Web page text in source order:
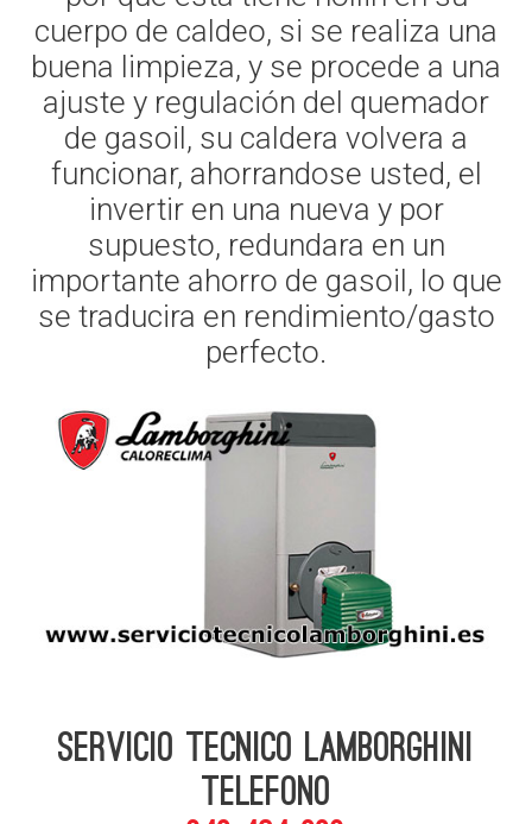
cuerpo de caldeo, si se realiza una
buena limpieza, y se procede a una
ajuste y regulación del quemador
de gasoil, su caldera volvera a
funcionar, ahorrandose usted, el
invertir en una nueva y por
supuesto, redundara en un
importante ahorro de gasoil, lo que
se traducira en rendimiento/gasto
perfecto.
Servicio Tecnico Lamborghini
telefono